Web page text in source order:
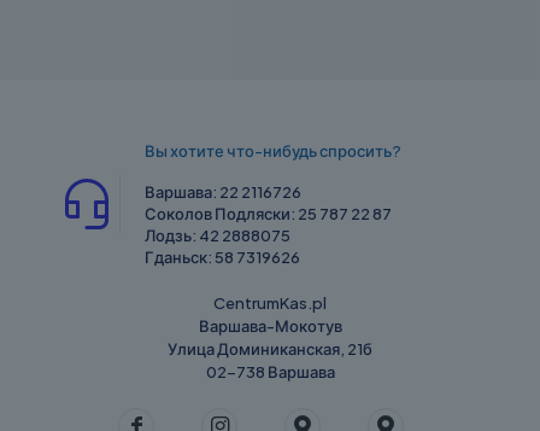
Вы хотите что-нибудь спросить?
Варшава: 22 2116726
Соколов Подляски: 25 787 22 87
Лодзь: 42 2888075
Гданьск: 58 7319626
CentrumKas.pl
Варшава-Мокотув
Улица Доминиканская, 21б
02-738 Варшава